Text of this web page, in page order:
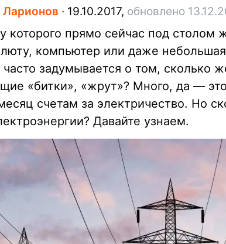
Ларионов ∙ 19.10.2017, обновлено
которого прямо сейчас под столом
компьютер или даже
задумывается о том, сколько
«битки», «жрут»? Много, да —
счетам за электричество. Но
Давайте узнаем.